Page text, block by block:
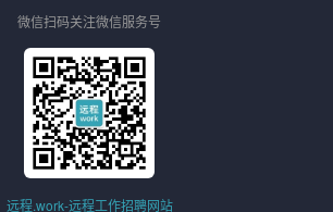
微信扫码关注微信服务号
远程.work-远程工作招聘网站